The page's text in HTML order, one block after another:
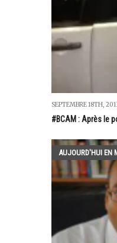
SEPTEMBRE 18TH,
#BCAM : Après le
AUJOURD'HUI EN